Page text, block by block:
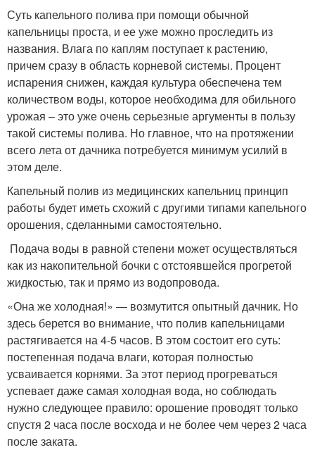
Суть капельного полива при помощи обычной
капельницы проста, и ее уже можно проследить из
названия. Влага по каплям поступает к растению,
причем сразу в область корневой системы. Процент
испарения снижен, каждая культура обеспечена тем
количеством воды, которое необходима для обильного
урожая – это уже очень серьезные аргументы в пользу
такой системы полива. Но главное, что на протяжении
всего лета от дачника потребуется минимум усилий в
этом деле.
Капельный полив из медицинских капельниц принцип
работы будет иметь схожий с другими типами капельного
орошения, сделанными самостоятельно.
Подача воды в равной степени может осуществляться
как из накопительной бочки с отстоявшейся прогретой
жидкостью, так и прямо из водопровода.
«Она же холодная!» — возмутится опытный дачник. Но
здесь берется во внимание, что полив капельницами
растягивается на 4-5 часов. В этом состоит его суть:
постепенная подача влаги, которая полностью
усваивается корнями. За этот период прогреваться
успевает даже самая холодная вода, но соблюдать
нужно следующее правило: орошение проводят только
спустя 2 часа после восхода и не более чем через 2 часа
после заката.